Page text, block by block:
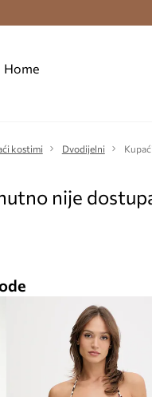
Besplatna
Home
kostimi Dvodijelni
nije